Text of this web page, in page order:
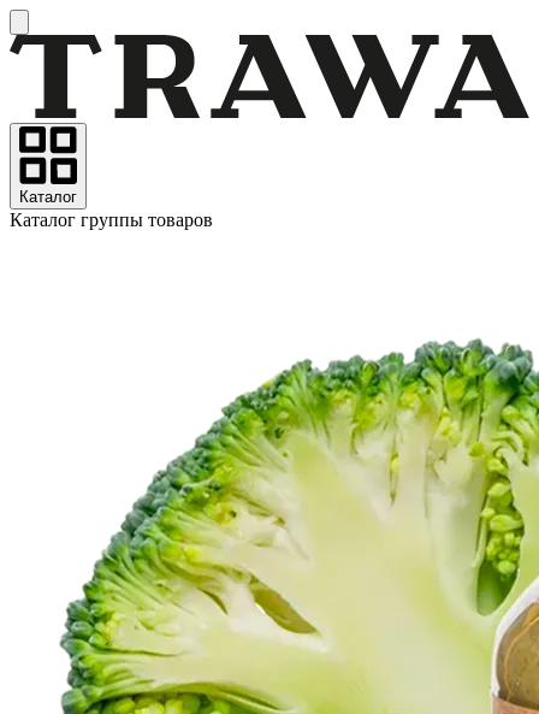
Каталог
Каталог группы товаров